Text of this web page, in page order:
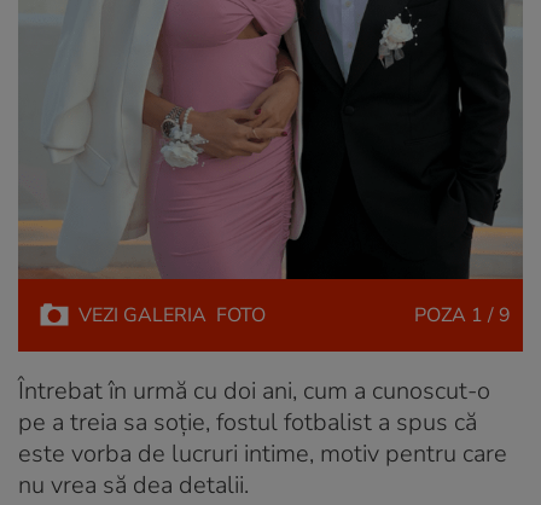
VEZI GALERIA FOTO POZA 1 / 9
Întrebat în urmă cu doi ani, cum a cunoscut-o
pe a treia sa soție, fostul fotbalist a spus că
este vorba de lucruri intime, motiv pentru care
nu vrea să dea detalii.